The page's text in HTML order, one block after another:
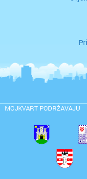
MOJKVART PODRŽAVAJU